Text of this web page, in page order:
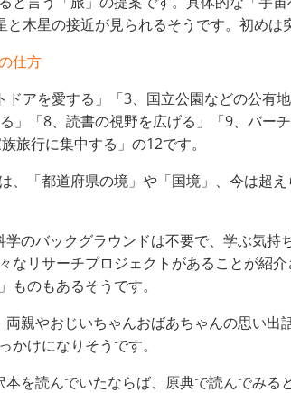
木星の接近が見られるそうです。初め
仕方
ドアを愛する」「3、国立公園などの公
」「8、読書の視野を広げる」「9、バ
旅行に集中する」の12です。
、「都道府県の境」や「国境」、今は超
学のバックグラウンドは不要で、学ぶ気
なリサーチプロジェクトがあることが紹
のもあるそうです。
両親やおじいちゃんおばあちゃんの思い
けになりそうです。
本を読んでいたならば、原典で読んでみ